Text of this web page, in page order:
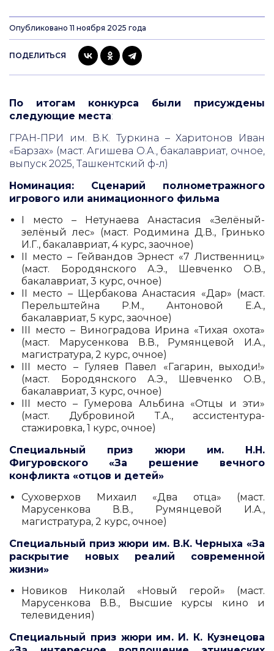
Опубликовано 11 ноября 2025 года
ПОДЕЛИТЬСЯ
По итогам конкурса были присуждены
следующие места:
ГРАН-ПРИ им. В.К. Туркина – Харитонов Иван
«Барзах» (маст. Агишева О.А., бакалавриат, очное,
выпуск 2025, Ташкентский ф-л)
Номинация: Сценарий полнометражного
игрового или анимационного фильма
I место – Нетунаева Анастасия «Зелёный-
зелёный лес» (маст. Родимина Д.В., Гринько
И.Г., бакалавриат, 4 курс, заочное)
II место – Гейвандов Эрнест «7 Лиственниц»
(маст. Бородянского А.Э., Шевченко О.В.,
бакалавриат, 3 курс, очное)
II место – Щербакова Анастасия «Дар» (маст.
Перельштейна Р.М., Антоновой Е.А.,
бакалавриат, 5 курс, заочное)
III место – Виноградова Ирина «Тихая охота»
(маст. Марусенкова В.В., Румянцевой И.А.,
магистратура, 2 курс, очное)
III место – Гуляев Павел «Гагарин, выходи!»
(маст. Бородянского А.Э., Шевченко О.В.,
бакалавриат, 3 курс, очное)
III место – Гумерова Альбина «Отцы и эти»
(маст. Дубровиной Т.А., ассистентура-
стажировка, 1 курс, очное)
Специальный приз жюри им. Н.Н.
Фигуровского «За решение вечного
конфликта «отцов и детей»
Суховерхов Михаил «Два отца» (маст.
Марусенкова В.В., Румянцевой И.А.,
магистратура, 2 курс, очное)
Специальный приз жюри им. В.К. Черныха «За
раскрытие новых реалий современной
жизни»
Новиков Николай «Новый герой» (маст.
Марусенкова В.В., Высшие курсы кино и
телевидения)
Специальный приз жюри им. И. К. Кузнецова